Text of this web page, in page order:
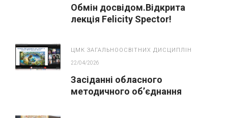
Обмін досвідом.Відкрита
лекція Felicity Spector!
ЦМК ЗАГАЛЬНООСВІТНИХ ДИСЦИПЛІН
22/04/2026
Засіданні обласного
методичного об’єднання